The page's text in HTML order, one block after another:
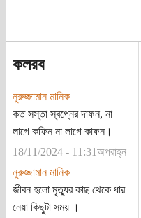
কলরব
নুরুজ্জামান মানিক
কত সস্তা স্বপ্নের দাফন, না
লাগে কফিন না লাগে কাফন।
18/11/2024 - 11:31অপরাহ্ন
নুরুজ্জামান মানিক
জীবন হলো মৃত্যুর কাছ থেকে ধার
নেয়া কিছুটা সময় ।